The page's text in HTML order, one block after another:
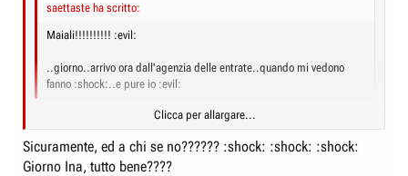
saettaste ha scritto:
Maiali!!!!!!!!!! :evil:
..giorno..arrivo ora dall'agenzia delle entrate..quando mi vedono
fanno :shock:..e pure io :evil:
Clicca per allargare...
Stai dicendo a Girigì... vero?
Clicca per allargare...
Sicuramente, ed a chi se no?????? :shock: :shock: :shock:
Giorno Ina, tutto bene????